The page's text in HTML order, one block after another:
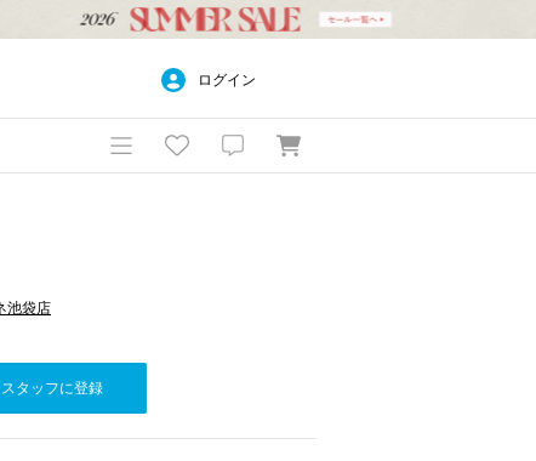
ログイン
池袋店
タッフに登録